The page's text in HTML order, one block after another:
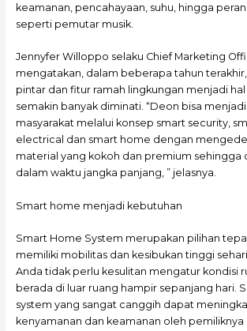
keamanan, pencahayaan, suhu, hingga
seperti pemutar musik.
Jennyfer Willoppo selaku Chief Marketing
mengatakan, dalam beberapa tahun
pintar dan fitur ramah lingkungan menjadi
semakin banyak diminati. “Deon bisa
masyarakat melalui konsep smart security,
electrical dan smart home dengan
material yang kokoh dan premium sehingga
dalam waktu jangka panjang, ” jelasnya.
Smart home menjadi kebutuhan
Smart Home System merupakan pilihan
memiliki mobilitas dan kesibukan tinggi
Anda tidak perlu kesulitan mengatur kondisi
berada di luar ruang hampir sepanjang hari.
system yang sangat canggih dapat
kenyamanan dan keamanan oleh